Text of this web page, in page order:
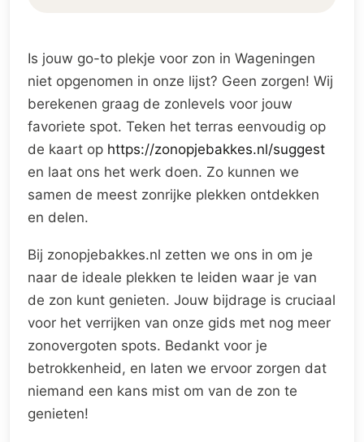
Is jouw go-to plekje voor zon in Wageningen
niet opgenomen in onze lijst? Geen zorgen! Wij
berekenen graag de zonlevels voor jouw
favoriete spot. Teken het terras eenvoudig op
de kaart op https://zonopjebakkes.nl/suggest
en laat ons het werk doen. Zo kunnen we
samen de meest zonrijke plekken ontdekken
en delen.
Bij zonopjebakkes.nl zetten we ons in om je
naar de ideale plekken te leiden waar je van
de zon kunt genieten. Jouw bijdrage is cruciaal
voor het verrijken van onze gids met nog meer
zonovergoten spots. Bedankt voor je
betrokkenheid, en laten we ervoor zorgen dat
niemand een kans mist om van de zon te
genieten!